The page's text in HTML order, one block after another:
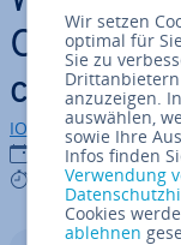
Outlook?
cher­ort
IONOS Redaktion
28.10.2025
4 mins
Wir setzen
optimal für
Sie zu
anzuzeigen.
auswählen,
sowie Ihre
Infos finden
Verwendung
Cookies
ablehnen